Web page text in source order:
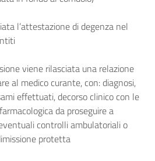
l’attestazione di degenza nel
viene rilasciata una relazione
al medico curante, con: diagnosi,
effettuati, decorso clinico con le
da proseguire a
controlli ambulatoriali o
protetta